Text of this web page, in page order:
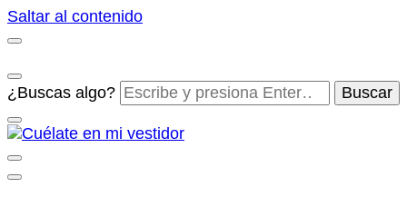
Saltar al contenido
¿Buscas algo?
Cuélate en mi vestidor